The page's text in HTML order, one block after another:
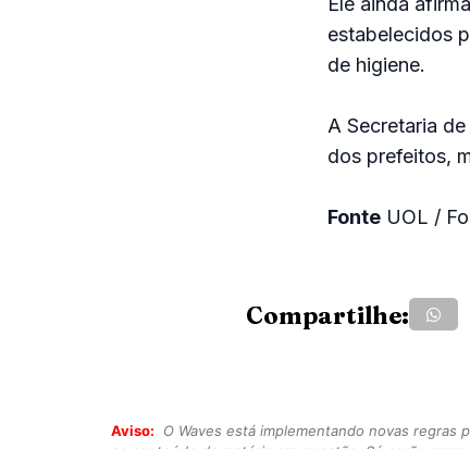
estabelecidos
de higiene.
A Secretaria
dos prefeitos,
FonteUOL /
Compartilhe:
Aviso:
O Waves está implementando novas